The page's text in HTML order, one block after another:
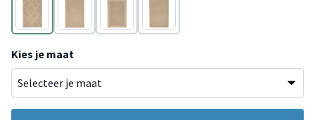
Bruin Bruin Bruin
Bruin
Kies je maat